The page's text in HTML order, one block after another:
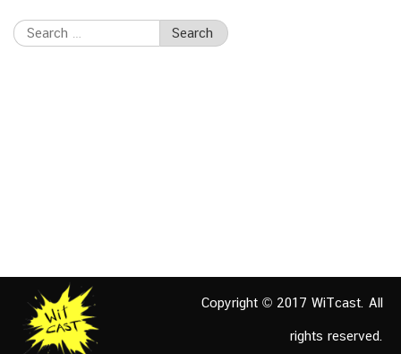
Search
for:
Copyright © 2017 WiTcast. All
rights reserved.